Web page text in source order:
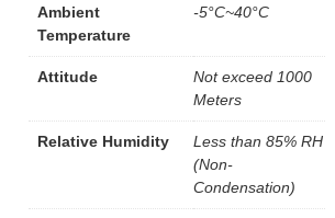
Ambient
Temperature
-5°C~40°C
Attitude
Not exceed 1000
Meters
Relative Humidity
Less than 85% RH
(Non-
Condensation)